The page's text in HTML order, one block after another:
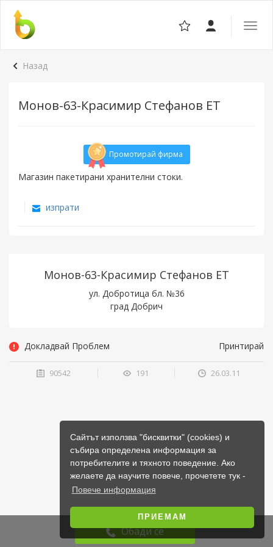
Сайтът използва "бисквитки" (cookies) и
събира определена информация за
потребителите и тяхното поведение. Ако
желаете да научите повече, прочетете тук -
Повече информация
ПРИЕМАМ
Назад
Монов-63-Красимир Стефанов ЕТ
Промотирай фирма
Магазин пакетирани хранителни стоки.
изпрати
Монов-63-Красимир Стефанов ЕТ
ул. Добротица бл. №36
град Добрич
Обади се
Докладвай Проблем Принтирай
90542 191 26.03.11